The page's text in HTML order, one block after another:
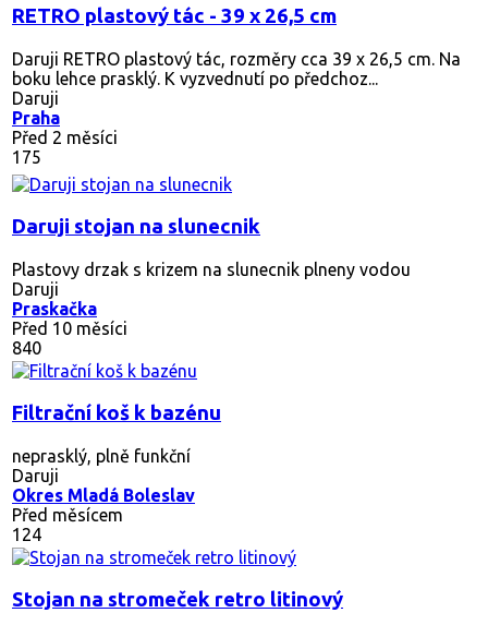
RETRO plastový tác - 39 x 26,5 cm
Daruji RETRO plastový tác, rozměry cca 39 x 26,5 cm. Na
boku lehce prasklý. K vyzvednutí po předchoz...
Daruji
Praha
Před 2 měsíci
175
Daruji stojan na slunecnik
Plastovy drzak s krizem na slunecnik plneny vodou
Daruji
Praskačka
Před 10 měsíci
840
Filtrační koš k bazénu
neprasklý, plně funkční
Daruji
Okres Mladá Boleslav
Před měsícem
124
Stojan na stromeček retro litinový